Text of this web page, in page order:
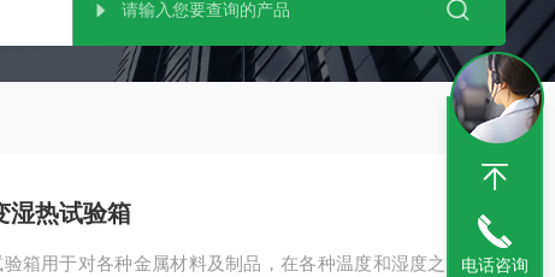
湿热试验箱
箱用于对各种金属材料及制品，在各种温度和湿度之
电话咨询